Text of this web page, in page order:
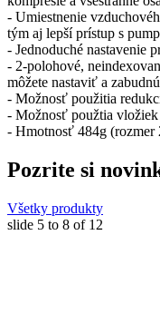
- Umiestnenie
tým aj lepší prístup s
- Jednoduché nastavenie
- 2-polohové,
môžete nastaviť a
- Možnosť použitia
- Možnosť použtia
- Hmotnosť 484g (rozmer
Pozrite si
Všetky produkty
slide 5 to 8 of 12